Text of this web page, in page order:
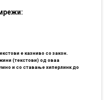
е казниво со закон.
(текстови) од оваа
и со ставање хиперлинк до